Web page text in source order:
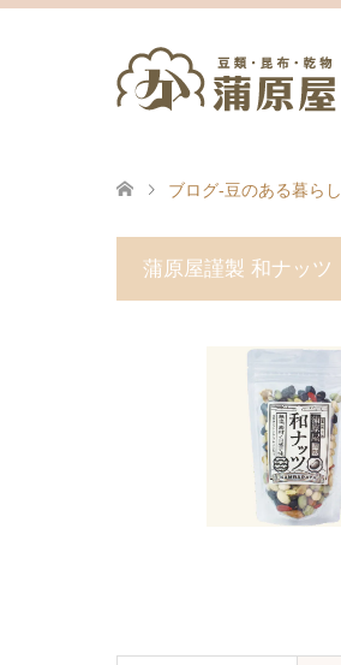
ブログ-豆のある暮らし
蒲原屋謹製 和ナッツ